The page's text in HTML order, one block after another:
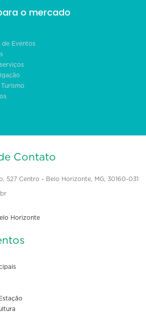
o mercado
de Eventos
Contato
527 Centro - Belo Horizonte, MG, 30160-031
Horizonte